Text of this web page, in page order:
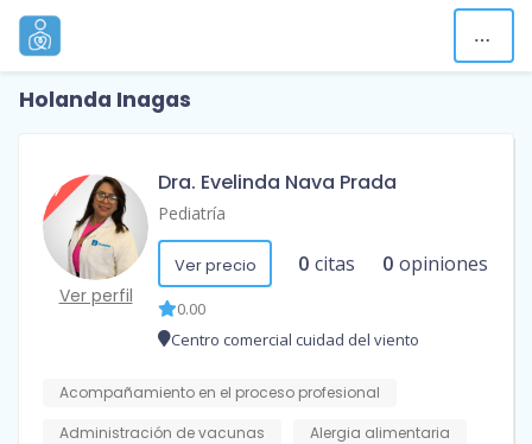
Holanda Inagas
Ver perfil
Dra. Evelinda Nava Prada
Pediatría
Ver precio 0 citas 0 opiniones
0.00
Centro comercial cuidad del viento
Acompañamiento en el proceso profesional
Administración de vacunas
Alergia alimentaria